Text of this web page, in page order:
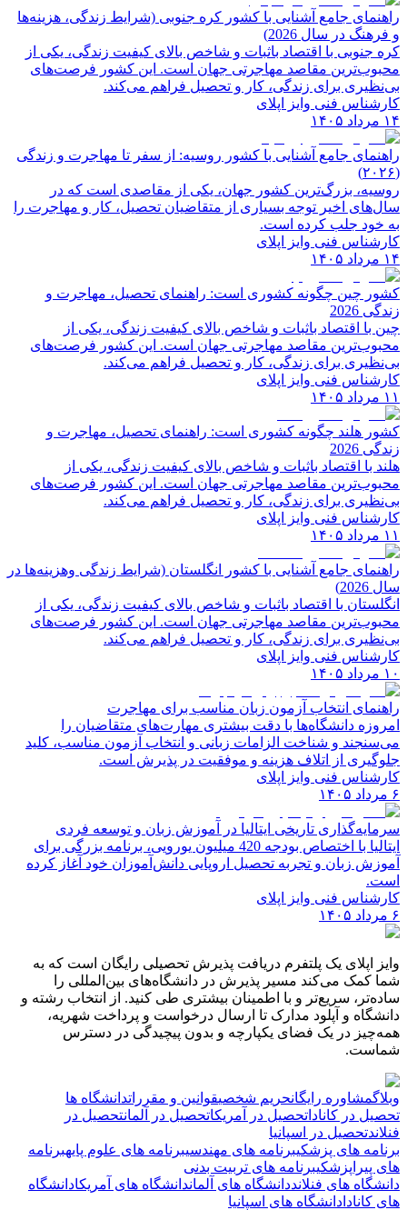
راهنمای جامع آشنایی با کشور کره جنوبی (شرایط زندگی، هزینه‌ها
و فرهنگ در سال 2026)
کره جنوبی با اقتصاد باثبات و شاخص‌ بالای کیفیت زندگی، یکی از
محبوب‌ترین مقاصد مهاجرتی جهان است. این کشور فرصت‌های
بی‌نظیری برای زندگی، کار و تحصیل فراهم می‌کند.
کارشناس فنی وایز اپلای
۱۴ مرداد ۱۴۰۵
راهنمای جامع آشنایی با کشور روسیه: از سفر تا مهاجرت و زندگی
(۲۰۲۶)
روسیه، بزرگ‌ترین کشور جهان، یکی از مقاصدی است که در
سال‌های اخیر توجه بسیاری از متقاضیان تحصیل، کار و مهاجرت را
به خود جلب کرده است.
کارشناس فنی وایز اپلای
۱۴ مرداد ۱۴۰۵
کشور چین چگونه کشوری است: راهنمای تحصیل، مهاجرت و
زندگی 2026
چین با اقتصاد باثبات و شاخص‌ بالای کیفیت زندگی، یکی از
محبوب‌ترین مقاصد مهاجرتی جهان است. این کشور فرصت‌های
بی‌نظیری برای زندگی، کار و تحصیل فراهم می‌کند.
کارشناس فنی وایز اپلای
۱۱ مرداد ۱۴۰۵
کشور هلند چگونه کشوری است: راهنمای تحصیل، مهاجرت و
زندگی 2026
هلند با اقتصاد باثبات و شاخص‌ بالای کیفیت زندگی، یکی از
محبوب‌ترین مقاصد مهاجرتی جهان است. این کشور فرصت‌های
بی‌نظیری برای زندگی، کار و تحصیل فراهم می‌کند.
کارشناس فنی وایز اپلای
۱۱ مرداد ۱۴۰۵
راهنمای جامع آشنایی با کشور انگلستان (شرایط زندگی وهزینه‌ها در
سال 2026)
انگلستان با اقتصاد باثبات و شاخص‌ بالای کیفیت زندگی، یکی از
محبوب‌ترین مقاصد مهاجرتی جهان است. این کشور فرصت‌های
بی‌نظیری برای زندگی، کار و تحصیل فراهم می‌کند.
کارشناس فنی وایز اپلای
۱۰ مرداد ۱۴۰۵
راهنمای انتخاب آزمون زبان مناسب برای مهاجرت
امروزه دانشگاه‌ها با دقت بیشتری مهارت‌های متقاضیان را
می‌سنجند و شناخت الزامات زبانی و انتخاب آزمون مناسب، کلید
جلوگیری از اتلاف هزینه و موفقیت در پذیرش است.
کارشناس فنی وایز اپلای
۶ مرداد ۱۴۰۵
سرمایه‌گذاری تاریخی ایتالیا در آموزش زبان و توسعه فردی
ایتالیا با اختصاص بودجه 420 میلیون یورویی، برنامه بزرگی برای
آموزش زبان و تجربه تحصیل اروپایی دانش‌آموزان خود آغاز کرده
است.
کارشناس فنی وایز اپلای
۶ مرداد ۱۴۰۵
وایز اپلای یک پلتفرم دریافت پذیرش تحصیلی رایگان است که به
شما کمک می‌کند مسیر پذیرش در دانشگاه‌های بین‌المللی را
ساده‌تر، سریع‌تر و با اطمینان بیشتری طی کنید. از انتخاب رشته و
دانشگاه و آپلود مدارک تا ارسال درخواست و پرداخت شهریه،
همه‌چیز در یک فضای یکپارچه و بدون پیچیدگی در دسترس
شماست.
وبلاگمشاوره رایگانحریم شخصیقوانین و مقرراتدانشگاه ها
تحصیل در کانادا تحصیل در آمریکاتحصیل در آلمانتحصیل در
فنلاندتحصیل در اسپانیا
برنامه های پزشکیبرنامه های مهندسیبرنامه های علوم پایهبرنامه
های پیراپزشکیبرنامه های تربیت بدنی
دانشگاه های فنلانددانشگاه های آلماندانشگاه های آمریکادانشگاه
های کانادا دانشگاه های اسپانیا